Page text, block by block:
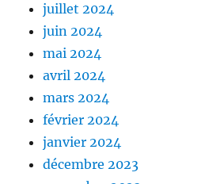
juillet 2024
juin 2024
mai 2024
avril 2024
mars 2024
février 2024
janvier 2024
décembre 2023